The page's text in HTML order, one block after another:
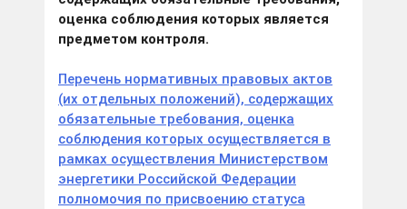
оценка соблюдения которых является
предметом контроля.
Перечень нормативных правовых актов
(их отдельных положений), содержащих
обязательные требования, оценка
соблюдения которых осуществляется в
рамках осуществления Министерством
энергетики Российской Федерации
полномочия по присвоению статуса